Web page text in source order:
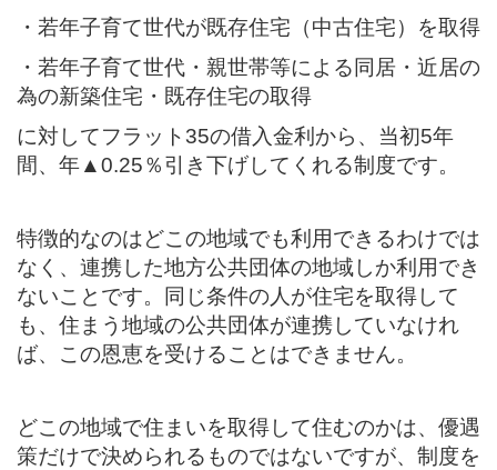
・若年子育て世代が既存住宅（中古住宅）を取得
・若年子育て世代・親世帯等による同居・近居の
為の新築住宅・既存住宅の取得
に対してフラット35の借入金利から、当初5年
間、年▲0.25％引き下げしてくれる制度です。
特徴的なのはどこの地域でも利用できるわけでは
なく、連携した地方公共団体の地域しか利用でき
ないことです。同じ条件の人が住宅を取得して
も、住まう地域の公共団体が連携していなけれ
ば、この恩恵を受けることはできません。
どこの地域で住まいを取得して住むのかは、優遇
策だけで決められるものではないですが、制度を